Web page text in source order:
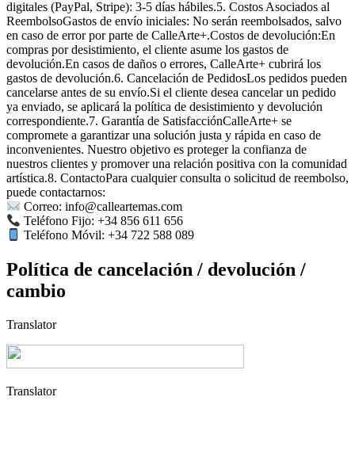
digitales (PayPal, Stripe): 3-5 días hábiles.5. Costos Asociados al
ReembolsoGastos de envío iniciales: No serán reembolsados, salvo
en caso de error por parte de CalleArte+.Costos de devolución:En
compras por desistimiento, el cliente asume los gastos de
devolución.En casos de daños o errores, CalleArte+ cubrirá los
gastos de devolución.6. Cancelación de PedidosLos pedidos pueden
cancelarse antes de su envío.Si el cliente desea cancelar un pedido
ya enviado, se aplicará la política de desistimiento y devolución
correspondiente.7. Garantía de SatisfacciónCalleArte+ se
compromete a garantizar una solución justa y rápida en caso de
inconvenientes. Nuestro objetivo es proteger la confianza de
nuestros clientes y promover una relación positiva con la comunidad
artística.8. ContactoPara cualquier consulta o solicitud de reembolso,
puede contactarnos:
Correo: info@calleartemas.com
Teléfono Fijo: +34 856 611 656
Teléfono Móvil: +34 722 588 089
Política de cancelación / devolución /
cambio
Translator
Translator